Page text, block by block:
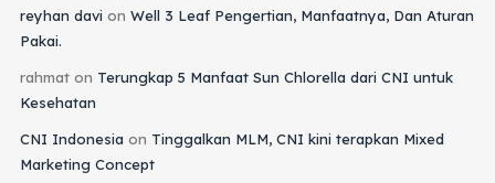
reyhan davi on Well 3 Leaf Pengertian, Manfaatnya, Dan Aturan
Pakai.
rahmaton Terungkap 5 Manfaat Sun Chlorella dari CNI untuk
Kesehatan
CNI Indonesia on Tinggalkan MLM, CNI kini terapkan Mixed
Marketing Concept